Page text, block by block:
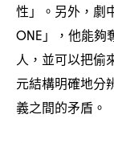
性」。另外 ， 劇
ONE 」 ， 他能夠
人 ， 並可以把偷
元結構明確地分
義之間的矛盾。